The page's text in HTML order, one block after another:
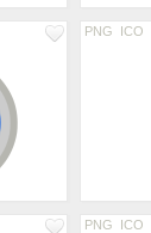
PNG ICO
PNG ICO